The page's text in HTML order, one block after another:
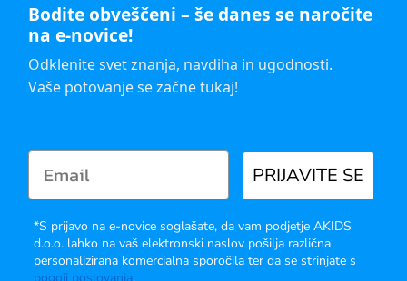
Bodite obveščeni – še danes se naročite
na e-novice!
Odklenite svet znanja, navdiha in ugodnosti.
Vaše potovanje se začne tukaj!
PRIJAVITE SE
*S prijavo na e-novice soglašate, da vam podjetje AKIDS
d.o.o. lahko na vaš elektronski naslov pošilja različna
personalizirana komercialna sporočila ter da se strinjate s